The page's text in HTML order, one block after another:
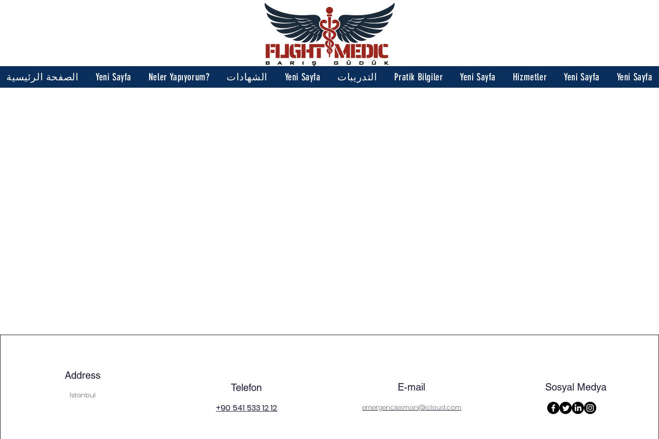
الصفحة الرئيسية Yeni Sayfa Neler Yapıyorum? الشهادات Yeni Sayfa التدريبات Pratik Bilgiler Yeni Sayfa Hizmetler Yeni Sayfa Yeni Sayfa
Address
İstanbul
Telefon
+90 541 533 12 12
E-mail
emergenciesman@icloud.com
Sosyal Medya